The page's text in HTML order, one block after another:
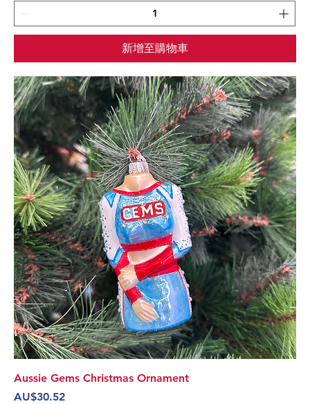
新增至購物車
Aussie Gems Christmas Ornament
價格
AU$30.52